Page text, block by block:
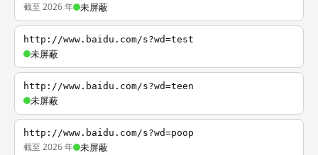
截至 2026 年 未屏蔽
http://www.baidu.com/s?wd=test
未屏蔽
http://www.baidu.com/s?wd=teen
未屏蔽
http://www.baidu.com/s?wd=poop
截至 2026 年 未屏蔽